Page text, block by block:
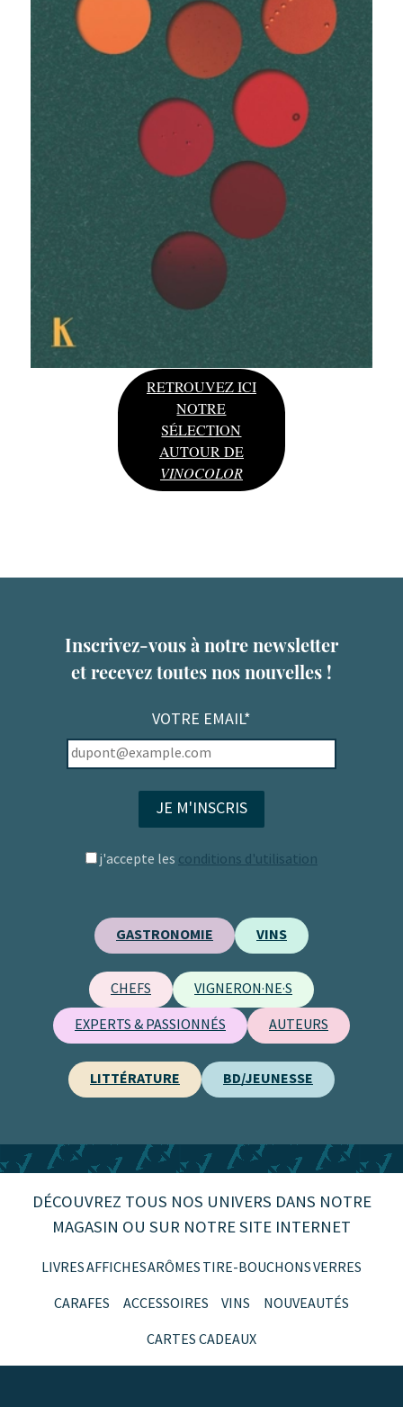
RETROUVEZ ICI
NOTRE
SÉLECTION
AUTOUR DE
VINOCOLOR
Inscrivez-vous à notre newsletter
et recevez toutes nos nouvelles !
VOTRE EMAIL*
j'accepte les conditions d'utilisation
GASTRONOMIE VINS
CHEFS VIGNERON·NE·S
EXPERTS & PASSIONNÉS AUTEURS
LITTÉRATURE BD/JEUNESSE
DÉCOUVREZ TOUS NOS UNIVERS DANS NOTRE
MAGASIN OU SUR NOTRE SITE INTERNET
LIVRESAFFICHESARÔMES TIRE-BOUCHONSVERRES
CARAFES ACCESSOIRES VINS NOUVEAUTÉS
CARTES CADEAUX